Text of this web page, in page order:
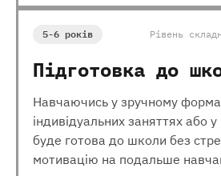
5-6 років Рівень
Підготовка до
Навчаючись у зручному
індивідуальних заняттях або у
буде готова до школи без
мотивацію на подальше